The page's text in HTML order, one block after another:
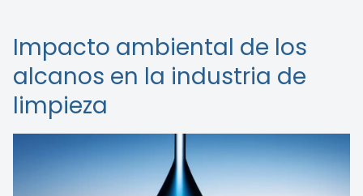
Impacto ambiental de los
alcanos en la industria de
limpieza